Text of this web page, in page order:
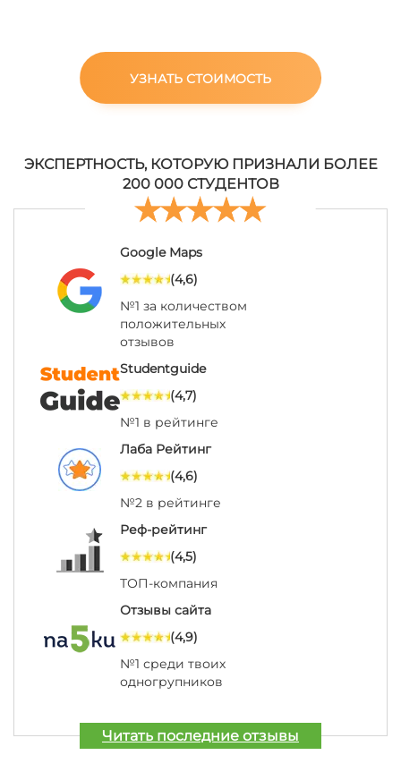
УЗНАТЬ СТОИМОСТЬ
ЭКСПЕРТНОСТЬ, КОТОРУЮ ПРИЗНАЛИ БОЛЕЕ
200 000 СТУДЕНТОВ
Google Maps
(4,6)
№1 за количеством
положительных
отзывов
Studentguide
(4,7)
№1 в рейтинге
Лаба Рейтинг
(4,6)
№2 в рейтинге
Реф-рейтинг
(4,5)
ТОП-компания
Отзывы сайта
(4,9)
№1 среди твоих
одногрупников
Читать последние отзывы